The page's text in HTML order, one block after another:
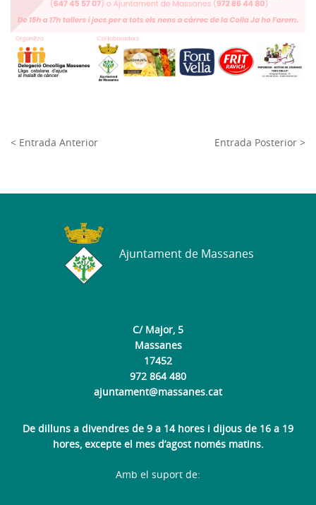
< Entrada Anterior Entrada Posterior >
C/ Major, 5
Massanes
17452
972 864 480
ajuntament@massanes.cat
De dilluns a divendres de 9 a 14 hores i dijous de 16 a 19
hores, excepte el mes d’agost només matins.
Ajuntament de Massanes
Amb el suport de: